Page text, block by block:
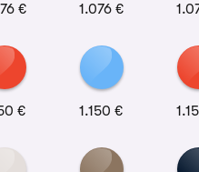
€ 1.076 €
€ 1.150 €